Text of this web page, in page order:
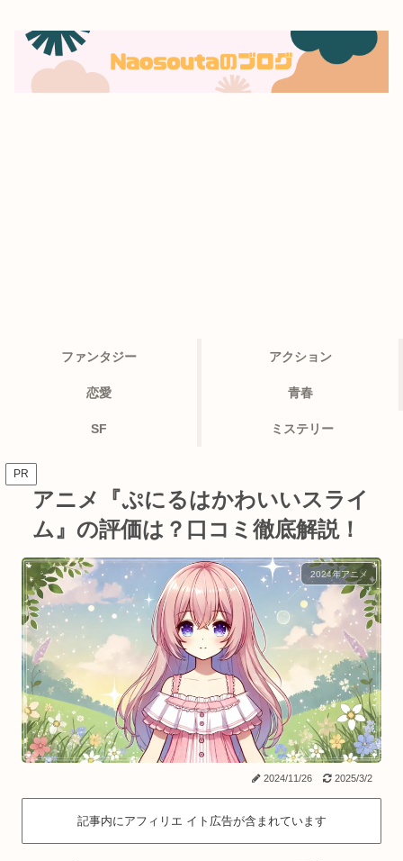
ファンタジー アクション
恋愛 青春
SF ミステリー
PR
アニメ『ぷにるはかわいいスライ
ム』の評価は？口コミ徹底解説！
2024年アニメ
2024/11/26 2025/3/2
記事内にアフィリエ イト広告が含まれています